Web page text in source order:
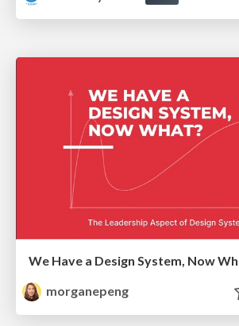
We Have a Design System, Now
morganepeng